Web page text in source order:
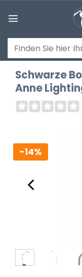
Inhalt
Suchen
nach:
Schwarze
Anne
-14%